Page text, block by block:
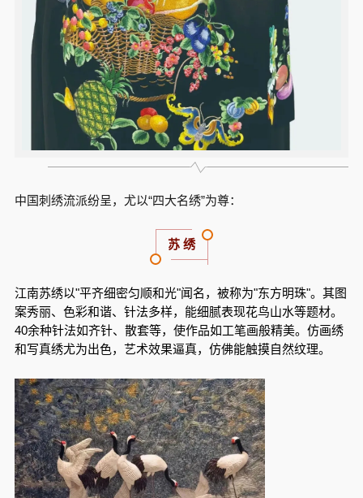
中国刺绣流派纷呈，尤以“四大名绣”为尊：
苏 绣
江南苏绣以"平齐细密匀顺和光"闻名，被称为"东方明珠"。其图
案秀丽、色彩和谐、针法多样，能细腻表现花鸟山水等题材。
40余种针法如齐针、散套等，使作品如工笔画般精美。仿画绣
和写真绣尤为出色，艺术效果逼真，仿佛能触摸自然纹理。